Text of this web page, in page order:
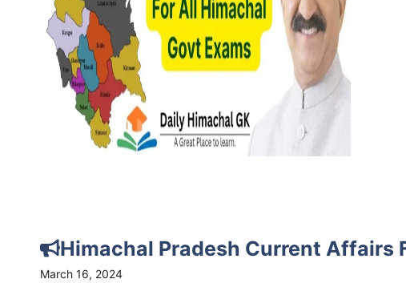
Himachal Pradesh Current Affairs
March 16, 2024